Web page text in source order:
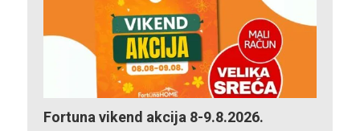
Fortuna vikend akcija 8-9.8.2026.